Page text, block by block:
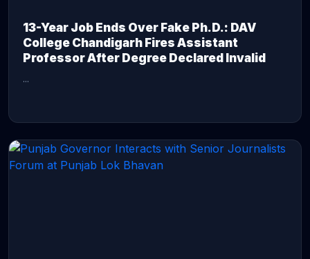
13-Year Job Ends Over Fake Ph.D.: DAV
College Chandigarh Fires Assistant
Professor After Degree Declared Invalid
...